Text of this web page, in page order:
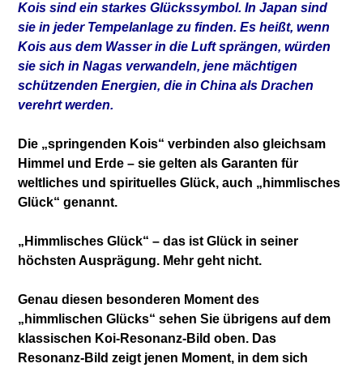
Kois sind ein starkes Glückssymbol. In Japan sind
sie in jeder Tempelanlage zu finden. Es heißt, wenn
Kois aus dem Wasser in die Luft sprängen, würden
sie sich in Nagas verwandeln, jene mächtigen
schützenden Energien, die in China als Drachen
verehrt werden.
Die „springenden Kois“ verbinden also gleichsam
Himmel und Erde – sie gelten als Garanten für
weltliches und spirituelles Glück, auch „himmlisches
Glück“ genannt.
„Himmlisches Glück“ – das ist Glück in seiner
höchsten Ausprägung. Mehr geht nicht.
Genau diesen besonderen Moment des
„himmlischen Glücks“ sehen Sie übrigens auf dem
klassischen Koi-Resonanz-Bild oben. Das
Resonanz-Bild zeigt jenen Moment, in dem sich